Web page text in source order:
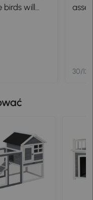
birds will
30/12/